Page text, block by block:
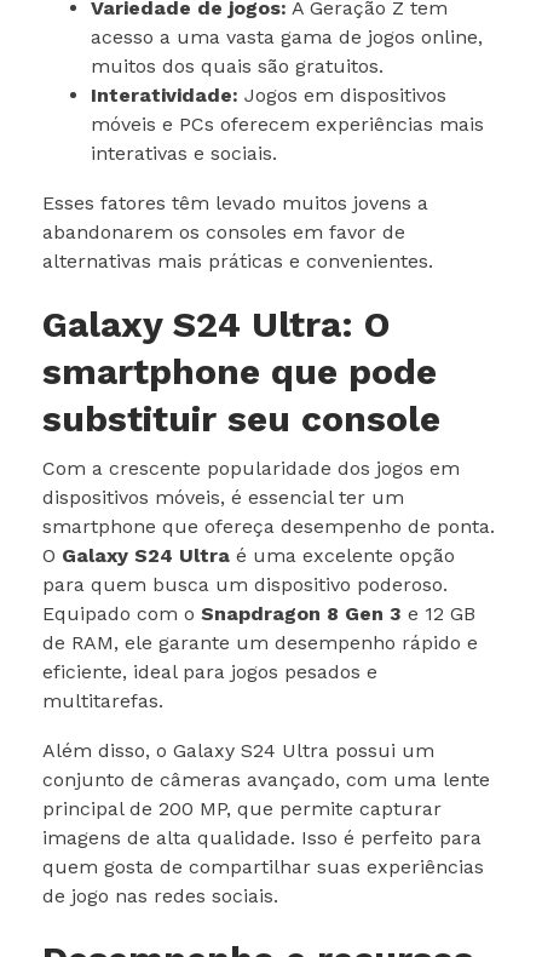
Variedade de jogos: A Geração Z tem
acesso a uma vasta gama de jogos online,
muitos dos quais são gratuitos.
Interatividade: Jogos em dispositivos
móveis e PCs oferecem experiências mais
interativas e sociais.
Esses fatores têm levado muitos jovens a
abandonarem os consoles em favor de
alternativas mais práticas e convenientes.
Galaxy S24 Ultra: O
smartphone que pode
substituir seu console
Com a crescente popularidade dos jogos em
dispositivos móveis, é essencial ter um
smartphone que ofereça desempenho de ponta.
O Galaxy S24 Ultra é uma excelente opção
para quem busca um dispositivo poderoso.
Equipado com o Snapdragon 8 Gen 3 e 12 GB
de RAM, ele garante um desempenho rápido e
eficiente, ideal para jogos pesados e
multitarefas.
Além disso, o Galaxy S24 Ultra possui um
conjunto de câmeras avançado, com uma lente
principal de 200 MP, que permite capturar
imagens de alta qualidade. Isso é perfeito para
quem gosta de compartilhar suas experiências
de jogo nas redes sociais.